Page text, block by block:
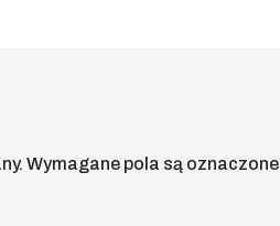
Wymagane pola są oznaczone